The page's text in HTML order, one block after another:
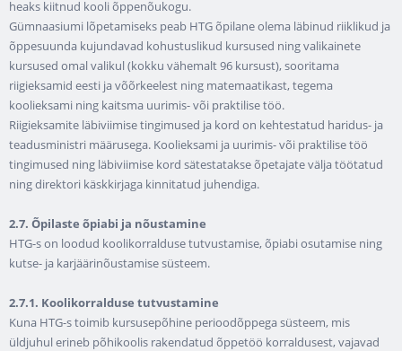
heaks kiitnud kooli õppenõukogu.
Gümnaasiumi lõpetamiseks peab HTG õpilane olema läbinud riiklikud ja
õppesuunda kujundavad kohustuslikud kursused ning valikainete
kursused omal valikul (kokku vähemalt 96 kursust), sooritama
riigieksamid eesti ja võõrkeelest ning matemaatikast, tegema
koolieksami ning kaitsma uurimis- või praktilise töö.
Riigieksamite läbiviimise tingimused ja kord on kehtestatud haridus- ja
teadusministri määrusega. Koolieksami ja uurimis- või praktilise töö
tingimused ning läbiviimise kord sätestatakse õpetajate välja töötatud
ning direktori käskkirjaga kinnitatud juhendiga.
2.7. Õpilaste õpiabi ja nõustamine
HTG-s on loodud koolikorralduse tutvustamise, õpiabi osutamise ning
kutse- ja karjäärinõustamise süsteem.
2.7.1. Koolikorralduse tutvustamine
Kuna HTG-s toimib kursusepõhine perioodõppega süsteem, mis
üldjuhul erineb põhikoolis rakendatud õppetöö korraldusest, vajavad